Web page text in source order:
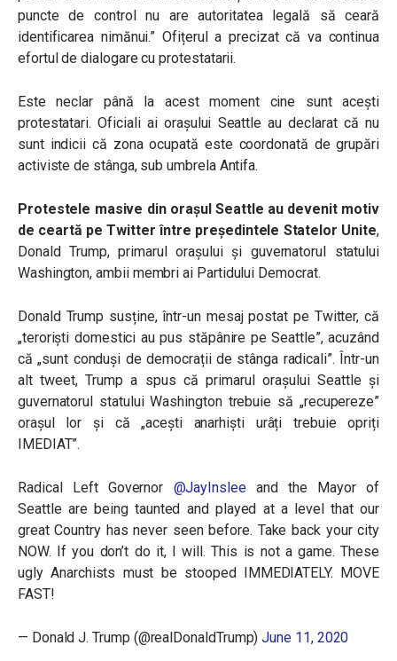
puncte de control nu are autoritatea legală să ceară
identificarea nimănui.” Ofițerul a precizat că va continua
efortul de dialogare cu protestatarii.
Este neclar până la acest moment cine sunt acești
protestatari. Oficiali ai orașului Seattle au declarat că nu
sunt indicii că zona ocupată este coordonată de grupări
activiste de stânga, sub umbrela Antifa.
Protestele masive din orașul Seattle au devenit motiv
de ceartă pe Twitter între președintele Statelor Unite,
Donald Trump, primarul orașului și guvernatorul statului
Washington, ambii membri ai Partidului Democrat.
Donald Trump susține, într-un mesaj postat pe Twitter, că
„teroriști domestici au pus stăpânire pe Seattle”, acuzând
că „sunt conduși de democrații de stânga radicali”. Într-un
alt tweet, Trump a spus că primarul orașului Seattle și
guvernatorul statului Washington trebuie să „recupereze”
orașul lor și că „acești anarhiști urâți trebuie opriți
IMEDIAT”.
Radical Left Governor @JayInsleeand the Mayor of
Seattle are being taunted and played at a level that our
great Country has never seen before. Take back your city
NOW. If you don’t do it, I will. This is not a game. These
ugly Anarchists must be stooped IMMEDIATELY. MOVE
FAST!
— Donald J. Trump (@realDonaldTrump)June 11, 2020